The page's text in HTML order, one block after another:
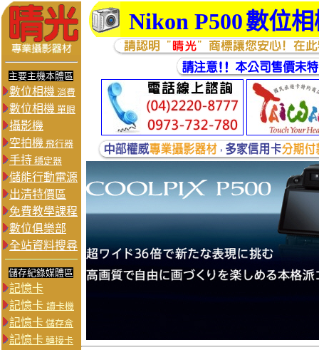
Nikon P500數位相
主要主機本體區
數位相機 消費
數位相機 單眼
攝影機
空拍機 飛行器
手持 穩定器
儲能行動電源
出清特價區
免費教學課程
數位俱樂部
全站資料搜尋
儲存紀錄媒體區
記憶卡
記憶卡 讀卡機
記憶卡 儲存盒
記憶卡 轉接卡